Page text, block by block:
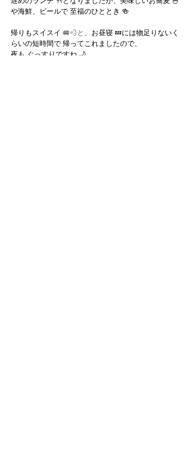
や海鮮、ビールで 至福のひととき 🍻
帰りもスイスイ 🚐💨と 、お昼寝 💤には物足りないく
らいの短時間で 帰ってこれましたので、
夜も ぐっすりですね 🌙